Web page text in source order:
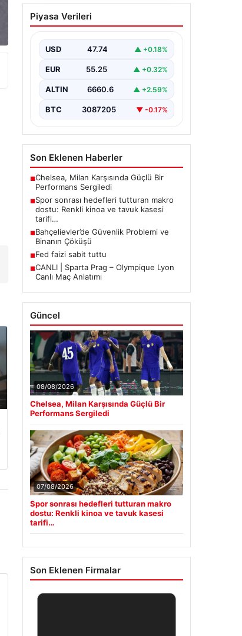
Spor sonrası hedefleri
tutturan makro dostu:
kasesi tarifi…
Piyasa Verileri
USD 47.74 ▲ +0.18%
EUR 55.25 ▲ +0.32%
ALTIN 6660.6 ▲ +2.59%
BTC 3087205 ▼ -0.17%
Son Eklenen Haberler
■Chelsea, Milan Karşısında Güçlü Bir
Performans Sergiledi
■Spor sonrası hedefleri tutturan makro
dostu: Renkli kinoa ve tavuk kasesi
tarifi…
■Bahçelievler’de Güvenlik Problemi ve
Binanın Çöküşü
■Fed faizi sabit tuttu
■CANLI | Sparta Prag – Olympique Lyon
Canlı Maç Anlatımı
Güncel
08/08/2026
Chelsea, Milan Karşısında Güçlü Bir
Performans Sergiledi
07/08/2026
Spor sonrası hedefleri tutturan makro
dostu: Renkli kinoa ve tavuk kasesi
tarifi…
Son Eklenen Firmalar